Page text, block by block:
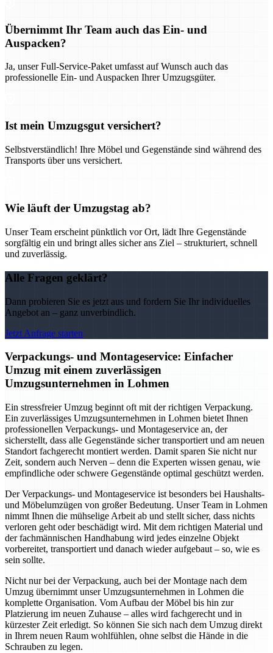
Übernimmt Ihr Team auch das Ein- und
Auspacken?
Ja, unser Full-Service-Paket umfasst auf Wunsch auch das
professionelle Ein- und Auspacken Ihrer Umzugsgüter.
Ist mein Umzugsgut versichert?
Selbstverständlich! Ihre Möbel und Gegenstände sind während des
Transports über uns versichert.
Wie läuft der Umzugstag ab?
Unser Team erscheint pünktlich vor Ort, lädt Ihre Gegenstände
sorgfältig ein und bringt alles sicher ans Ziel – strukturiert, schnell
und zuverlässig.
Alle Fragen geklärt?
Dann probieren Sie es jetzt aus und fordern Sie Ihr individuelles
Angebot an – ganz unverbindlich.
Jetzt Anfrage starten
Verpackungs- und Montageservice: Einfacher
Umzug mit einem zuverlässigen
Umzugsunternehmen in Lohmen
Ein stressfreier Umzug beginnt oft mit der richtigen Verpackung.
Ein zuverlässiges Umzugsunternehmen in Lohmen bietet Ihnen
professionellen Verpackungs- und Montageservice an, der
sicherstellt, dass alle Gegenstände sicher transportiert und am neuen
Standort fachgerecht montiert werden. Damit sparen Sie nicht nur
Zeit, sondern auch Nerven – denn die Experten wissen genau, wie
empfindliche oder schwere Gegenstände optimal geschützt werden.
Der Verpackungs- und Montageservice ist besonders bei Haushalts-
und Möbelumzügen von großer Bedeutung. Unser Team in Lohmen
nimmt Ihnen die mühselige Arbeit ab und stellt sicher, dass nichts
verloren geht oder beschädigt wird. Mit dem richtigen Material und
der fachmännischen Handhabung wird jedes einzelne Objekt
vorbereitet, transportiert und danach wieder aufgebaut – so, wie es
sein sollte.
Nicht nur bei der Verpackung, auch bei der Montage nach dem
Umzug übernimmt unser Umzugsunternehmen in Lohmen die
komplette Organisation. Vom Aufbau der Möbel bis hin zur
Platzierung im neuen Zuhause – alles wird fachgerecht und in
kürzester Zeit erledigt. So können Sie sich nach dem Umzug direkt
in Ihrem neuen Raum wohlfühlen, ohne selbst die Hände in die
Schrauben zu legen.